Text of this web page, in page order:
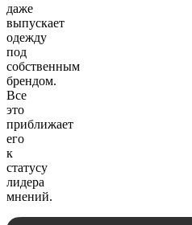
даже
выпускает
одежду
под
собственным
брендом.
Все
это
приближает
его
к
статусу
лидера
мнений.